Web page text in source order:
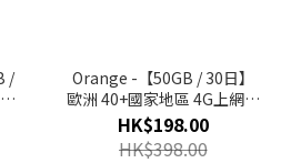
/
Orange -【50GB / 30日】
歐洲 40+國家地區 4G上網卡
數據卡電話卡SIM咭
HK$198.00
HK$398.00